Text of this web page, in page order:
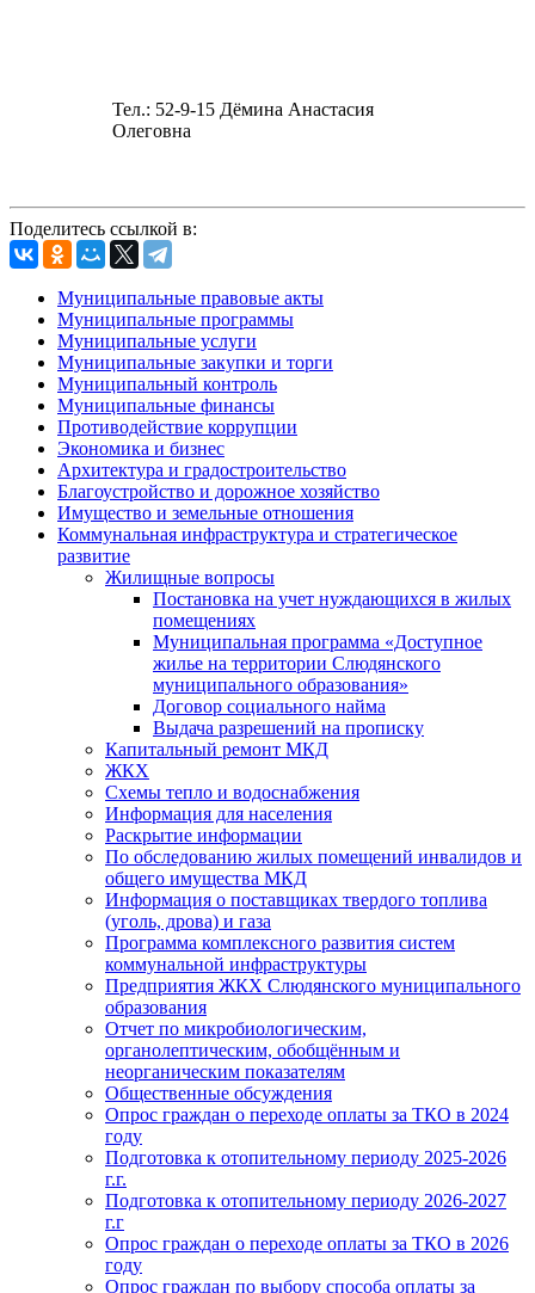
Тел.: 52-9-15 Дёмина Анастасия
Олеговна
Поделитесь ссылкой в:
Муниципальные правовые акты
Муниципальные программы
Муниципальные услуги
Муниципальные закупки и торги
Муниципальный контроль
Муниципальные финансы
Противодействие коррупции
Экономика и бизнес
Архитектура и градостроительство
Благоустройство и дорожное хозяйство
Имущество и земельные отношения
Коммунальная инфраструктура и стратегическое
развитие
Жилищные вопросы
Постановка на учет нуждающихся в жилых
помещениях
Муниципальная программа «Доступное
жилье на территории Слюдянского
муниципального образования»
Договор социального найма
Выдача разрешений на прописку
Капитальный ремонт МКД
ЖКХ
Схемы тепло и водоснабжения
Информация для населения
Раскрытие информации
По обследованию жилых помещений инвалидов и
общего имущества МКД
Информация о поставщиках твердого топлива
(уголь, дрова) и газа
Программа комплексного развития систем
коммунальной инфраструктуры
Предприятия ЖКХ Слюдянского муниципального
образования
Отчет по микробиологическим,
органолептическим, обобщённым и
неорганическим показателям
Общественные обсуждения
Опрос граждан о переходе оплаты за ТКО в 2024
году
Подготовка к отопительному периоду 2025-2026
г.г.
Подготовка к отопительному периоду 2026-2027
г.г
Опрос граждан о переходе оплаты за ТКО в 2026
году
Опрос граждан по выбору способа оплаты за